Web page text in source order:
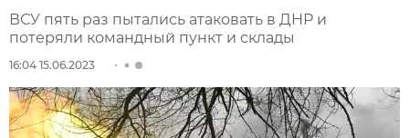
ВСУ пять раз пытались атаковать в ДНР и
потеряли командный пункт и склады
16:04 15.06.2023